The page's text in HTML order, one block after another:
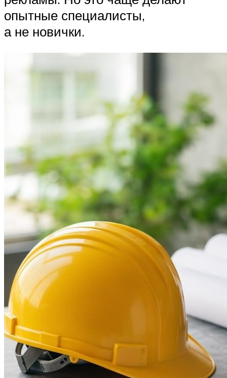
опытные специалисты,
а не новички.